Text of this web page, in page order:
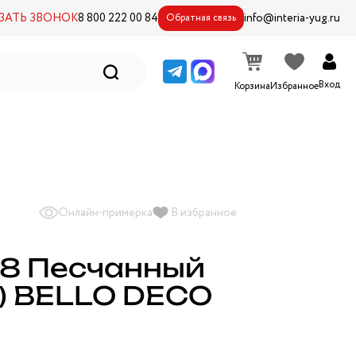
ЗВОНОК8 800 222 00 84 Обратная связь info@interia-yug.ru
КорзинаИзбранноеВход
Онлайн-примерка В избранное
Песчанный
DECO